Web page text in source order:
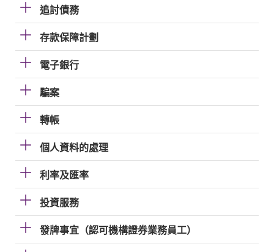
追討債務
存款保障計劃
電子銀行
騙案
轉帳
個人資料的處理
利率及匯率
投資服務
發牌事宜（認可機構證券業務員工）